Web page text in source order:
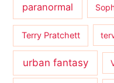
paranormal
Terry Pratchett
urban fantasy